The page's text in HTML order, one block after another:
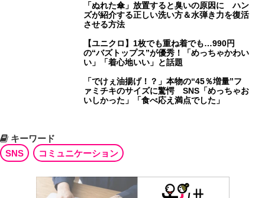
「ぬれた傘」放置すると臭いの原因に ハン
ズが紹介する正しい洗い方＆水弾き力を復活
させる方法
【ユニクロ】1枚でも重ね着でも…990円
の“バズトップス”が優秀！「めっちゃかわい
い」「着心地いい」と話題
「でけぇ油揚げ！？」本物の“45％増量”フ
ァミチキのサイズに驚愕 SNS「めっちゃお
いしかった」「食べ応え満点でした」
キーワード
SNS
コミュニケーション